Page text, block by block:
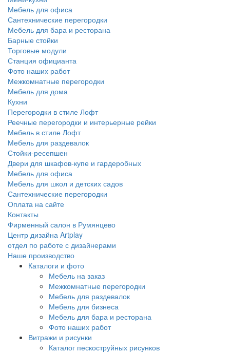
Мебель для офиса
Сантехнические перегородки
Мебель для бара и ресторана
Барные стойки
Торговые модули
Станция официанта
Фото наших работ
Межкомнатные перегородки
Мебель для дома
Кухни
Перегородки в стиле Лофт
Реечные перегородки и интерьерные рейки
Мебель в стиле Лофт
Мебель для раздевалок
Стойки-ресепшен
Двери для шкафов-купе и гардеробных
Мебель для офиса
Мебель для школ и детских садов
Сантехнические перегородки
Оплата на сайте
Контакты
Фирменный салон в Румянцево
Центр дизайна Artplay
отдел по работе с дизайнерами
Наше производство
Каталоги и фото
Мебель на заказ
Межкомнатные перегородки
Мебель для раздевалок
Мебель для бизнеса
Мебель для бара и ресторана
Фото наших работ
Витражи и рисунки
Каталог пескоструйных рисунков